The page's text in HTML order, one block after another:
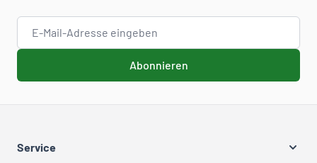
E-Mail-Adresse
Abonnieren
Service